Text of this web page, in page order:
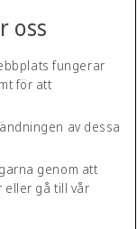
oss
fungerar
för att
av dessa
genom att
eller gå till vår